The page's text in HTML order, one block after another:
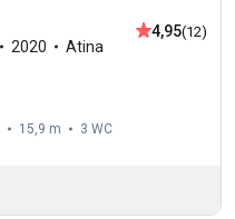
2020 Atina
4,95(12)
15,9 m 3 WC